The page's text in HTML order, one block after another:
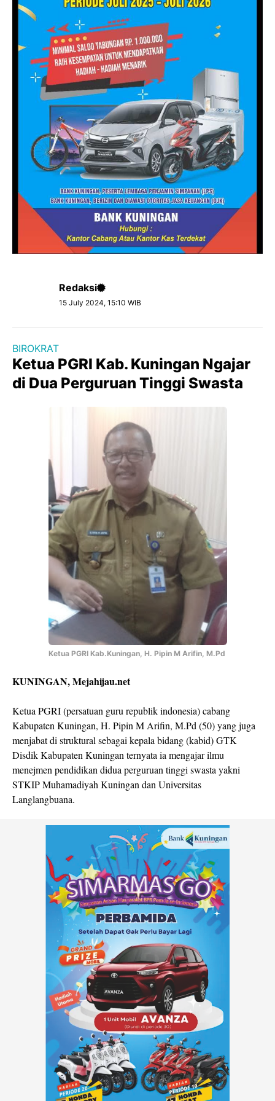
Redaksi
15 July 2024, 15:10 WIB
BIROKRAT
Ketua PGRI Kab. Kuningan Ngajar
di Dua Perguruan Tinggi Swasta
Ketua PGRI Kab.Kuningan, H. Pipin M Arifin, M.Pd
KUNINGAN, Mejahijau.net
Ketua PGRI (persatuan guru republik indonesia) cabang
Kabupaten Kuningan, H. Pipin M Arifin, M.Pd (50) yang juga
menjabat di struktural sebagai kepala bidang (kabid) GTK
Disdik Kabupaten Kuningan ternyata ia mengajar ilmu
menejmen pendidikan didua perguruan tinggi swasta yakni
STKIP Muhamadiyah Kuningan dan Universitas
Langlangbuana.